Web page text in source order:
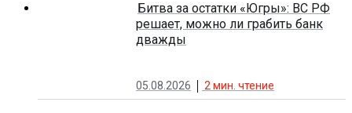
Битва за остатки «Югры»: ВС РФ
решает, можно ли грабить банк
дважды
05.08.2026 2 мин. чтение